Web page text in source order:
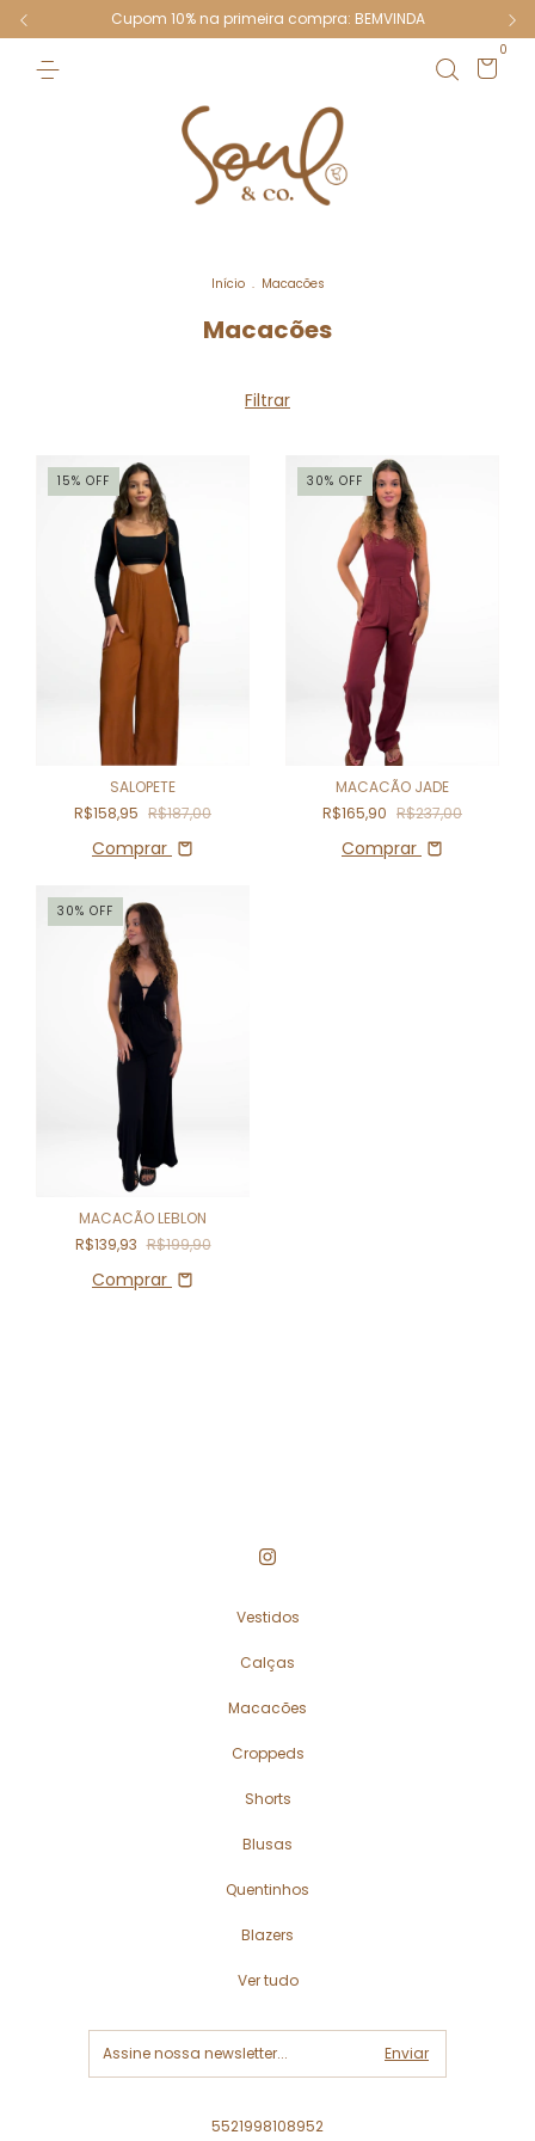
Cupom 10% na primeira compra: BEMVINDA
0
Início . Macacões
Macacões
Filtrar
15% OFF
SALOPETE
R$158,95 R$187,00
Comprar
30% OFF
MACACÃO JADE
R$165,90 R$237,00
Comprar
30% OFF
MACACÃO LEBLON
R$139,93 R$199,90
Comprar
Vestidos
Calças
Macacões
Croppeds
Shorts
Blusas
Quentinhos
Blazers
Ver tudo
5521998108952